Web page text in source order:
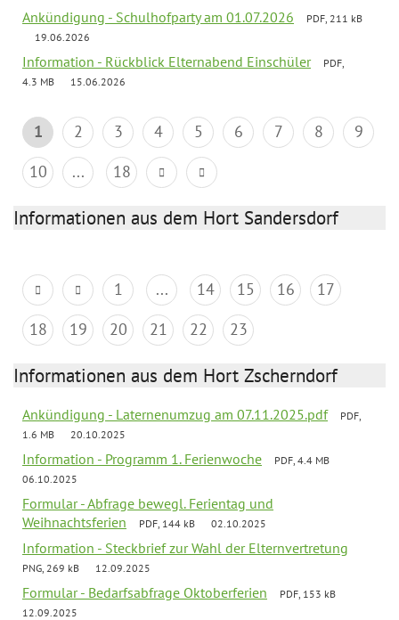
Ankündigung - Schulhofparty am 01.07.2026
PDF, 211 kB
19.06.2026
Information - Rückblick Elternabend Einschüler
PDF,
4.3 MB
15.06.2026
1 2 3 4 5 6 7 8
9
10
... 18
Informationen aus dem Hort Sandersdorf
1 ... 14 15 16
17
18
19 20 21 22 23
Informationen aus dem Hort Zscherndorf
Ankündigung - Laternenumzug am 07.11.2025.pdf
PDF,
1.6 MB
20.10.2025
Information - Programm 1. Ferienwoche
PDF, 4.4 MB
06.10.2025
Formular - Abfrage bewegl. Ferientag und
Weihnachtsferien
PDF, 144 kB 02.10.2025
Information - Steckbrief zur Wahl der Elternvertretung
PNG, 269 kB 12.09.2025
Formular - Bedarfsabfrage Oktoberferien
PDF, 153 kB
12.09.2025